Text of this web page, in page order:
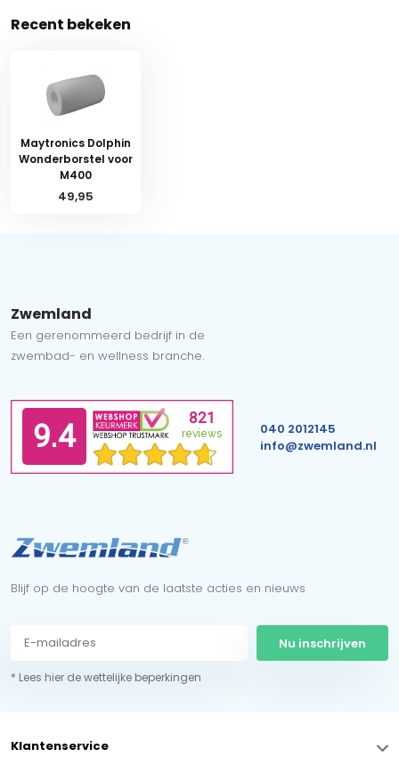
Recent bekeken
Maytronics Dolphin
Wonderborstel voor
M400
49,95
Zwemland
Een gerenommeerd bedrijf in de
zwembad- en wellness branche.
040 2012145
info@zwemland.nl
Blijf op de hoogte van de laatste acties en nieuws
Nu inschrijven
* Lees hier de wettelijke beperkingen
Klantenservice